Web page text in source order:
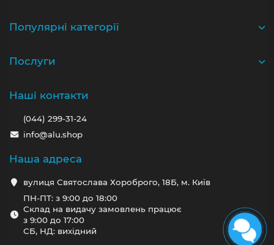
Популярні категорії
Послуги
Наші контакти
(044) 299-31-24
info@alu.shop
Наша адреса
вулиця Святослава Хороброго, 18Б, м. Київ
ПН-ПТ: з 9:00 до 18:00
Склад на видачу замовлень працює
з 9:00 до 17:00
СБ, НД: вихідний